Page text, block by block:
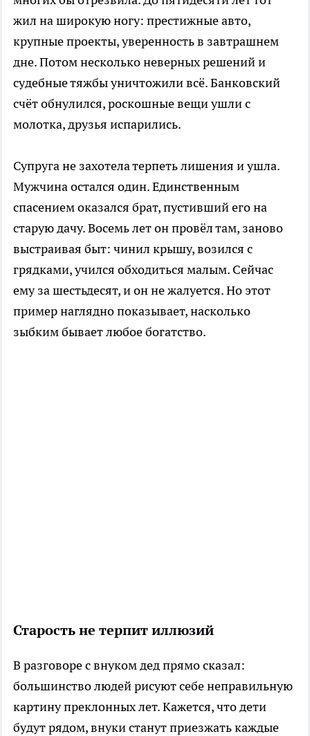
жил на широкую ногу: престижные авто,
крупные проекты, уверенность в завтрашнем
дне. Потом несколько неверных решений и
судебные тяжбы уничтожили всё. Банковский
счёт обнулился, роскошные вещи ушли с
молотка, друзья испарились.
Супруга не захотела терпеть лишения и ушла.
Мужчина остался один. Единственным
спасением оказался брат, пустивший его на
старую дачу. Восемь лет он провёл там, заново
выстраивая быт: чинил крышу, возился с
грядками, учился обходиться малым. Сейчас
ему за шестьдесят, и он не жалуется. Но этот
пример наглядно показывает, насколько
зыбким бывает любое богатство.
Старость не терпит иллюзий
В разговоре с внуком дед прямо сказал:
большинство людей рисуют себе неправильную
картину преклонных лет. Кажется, что дети
будут рядом, внуки станут приезжать каждые